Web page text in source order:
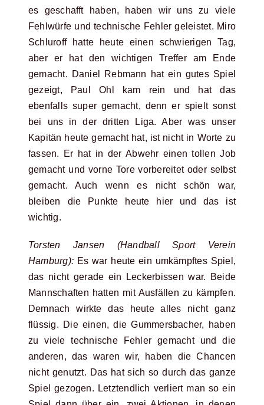
es geschafft haben, haben wir uns zu viele
Fehlwürfe und technische Fehler geleistet. Miro
Schluroff hatte heute einen schwierigen Tag,
aber er hat den wichtigen Treffer am Ende
gemacht. Daniel Rebmann hat ein gutes Spiel
gezeigt, Paul Ohl kam rein und hat das
ebenfalls super gemacht, denn er spielt sonst
bei uns in der dritten Liga. Aber was unser
Kapitän heute gemacht hat, ist nicht in Worte zu
fassen. Er hat in der Abwehr einen tollen Job
gemacht und vorne Tore vorbereitet oder selbst
gemacht. Auch wenn es nicht schön war,
bleiben die Punkte heute hier und das ist
wichtig.
Torsten Jansen (Handball Sport Verein
Hamburg): Es war heute ein umkämpftes Spiel,
das nicht gerade ein Leckerbissen war. Beide
Mannschaften hatten mit Ausfällen zu kämpfen.
Demnach wirkte das heute alles nicht ganz
flüssig. Die einen, die Gummersbacher, haben
zu viele technische Fehler gemacht und die
anderen, das waren wir, haben die Chancen
nicht genutzt. Das hat sich so durch das ganze
Spiel gezogen. Letztendlich verliert man so ein